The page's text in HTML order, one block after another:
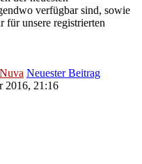
verfügbar sind, sowie
für unsere registrierten
Neuester Beitrag
2016, 21:16